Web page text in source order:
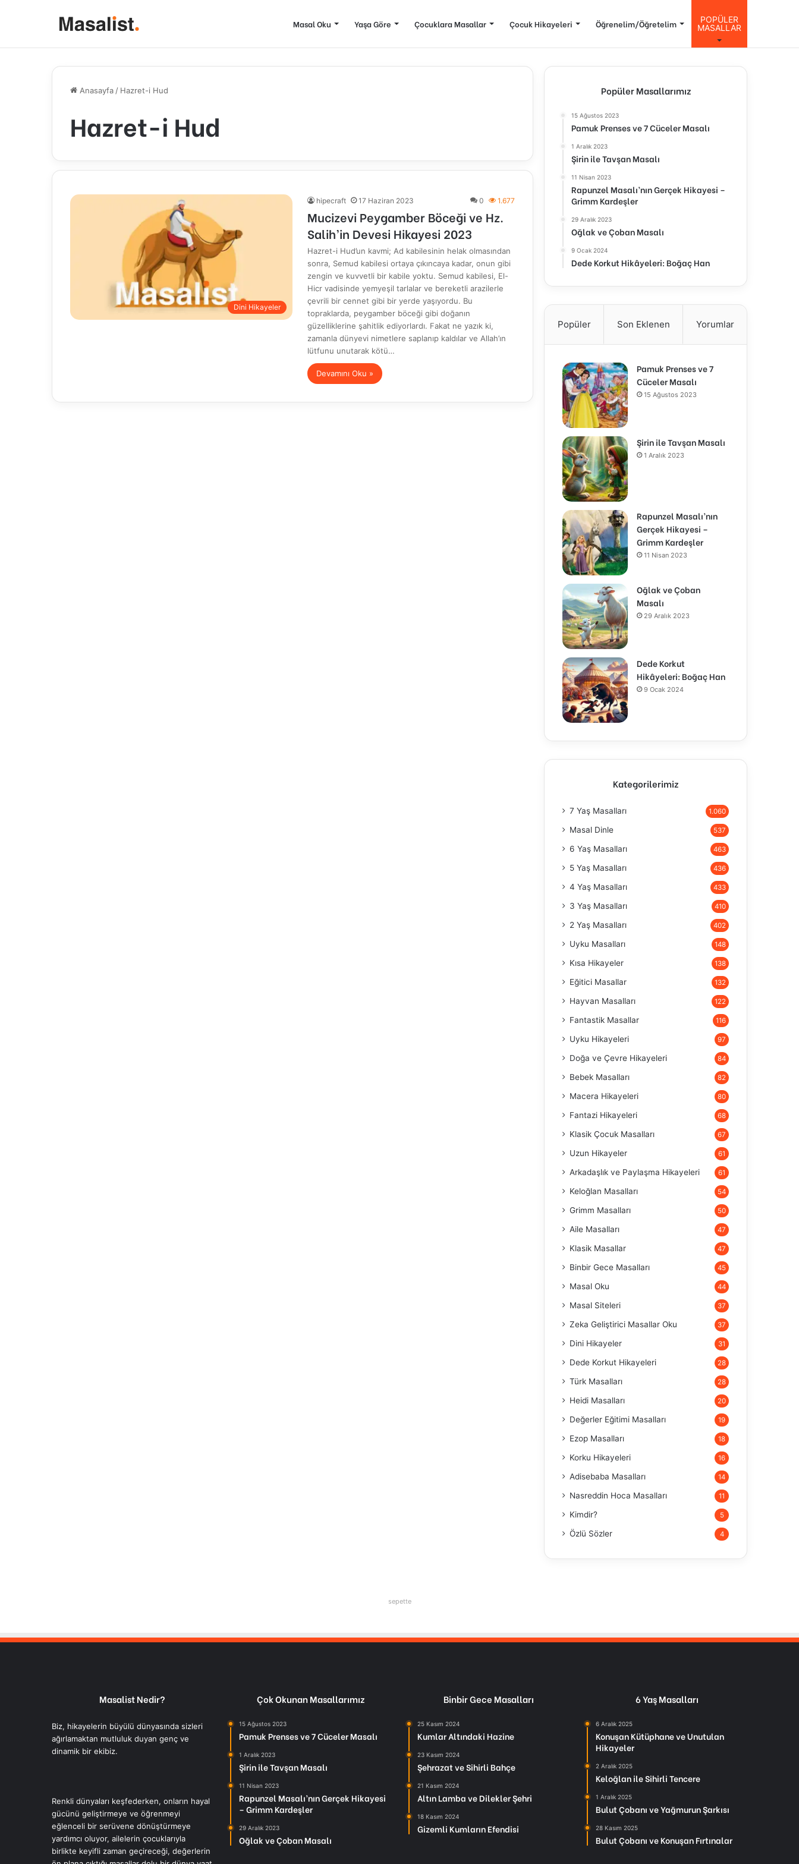
Masal Oku Yaşa Göre Çocuklara Masallar Çocuk Hikayeleri Öğrenelim/Öğretelim
POPÜLER
MASALLAR
Anasayfa / Hazret-i Hud
Hazret-i Hud
Dini Hikayeler
hipecraft 17 Haziran 2023 0 1.677
Mucizevi Peygamber Böceği ve Hz.
Salih’in Devesi Hikayesi 2023
Hazret-i Hud’un kavmi; Ad kabilesinin helak olmasından
sonra, Semud kabilesi ortaya çıkıncaya kadar, onun gibi
zengin ve kuvvetli bir kabile yoktu. Semud kabilesi, El-
Hicr vadisinde yemyeşil tarlalar ve bereketli arazilerle
çevrili bir cennet gibi bir yerde yaşıyordu. Bu
topraklarda, peygamber böceği gibi doğanın
güzelliklerine şahitlik ediyorlardı. Fakat ne yazık ki,
zamanla dünyevi nimetlere saplanıp kaldılar ve Allah’ın
lütfunu unutarak kötü…
Devamını Oku »
Popüler Masallarımız
15 Ağustos 2023
Pamuk Prenses ve 7 Cüceler Masalı
1 Aralık 2023
Şirin ile Tavşan Masalı
11 Nisan 2023
Rapunzel Masalı’nın Gerçek Hikayesi –
Grimm Kardeşler
29 Aralık 2023
Oğlak ve Çoban Masalı
9 Ocak 2024
Dede Korkut Hikâyeleri: Boğaç Han
Popüler Son Eklenen Yorumlar
Pamuk Prenses ve 7
Cüceler Masalı
15 Ağustos 2023
Şirin ile Tavşan Masalı
1 Aralık 2023
Rapunzel Masalı’nın
Gerçek Hikayesi –
Grimm Kardeşler
11 Nisan 2023
Oğlak ve Çoban
Masalı
29 Aralık 2023
Dede Korkut
Hikâyeleri: Boğaç Han
9 Ocak 2024
Kategorilerimiz
7 Yaş Masalları 1.060
Masal Dinle 537
6 Yaş Masalları 463
5 Yaş Masalları 436
4 Yaş Masalları 433
3 Yaş Masalları 410
2 Yaş Masalları 402
Uyku Masalları 148
Kısa Hikayeler 138
Eğitici Masallar 132
Hayvan Masalları 122
Fantastik Masallar 116
Uyku Hikayeleri 97
Doğa ve Çevre Hikayeleri 84
Bebek Masalları 82
Macera Hikayeleri 80
Fantazi Hikayeleri 68
Klasik Çocuk Masalları 67
Uzun Hikayeler 61
Arkadaşlık ve Paylaşma Hikayeleri 61
Keloğlan Masalları 54
Grimm Masalları 50
Aile Masalları 47
Klasik Masallar 47
Binbir Gece Masalları 45
Masal Oku 44
Masal Siteleri 37
Zeka Geliştirici Masallar Oku 37
Dini Hikayeler 31
Dede Korkut Hikayeleri 28
Türk Masalları 28
Heidi Masalları 20
Değerler Eğitimi Masalları 19
Ezop Masalları 18
Korku Hikayeleri 16
Adisebaba Masalları 14
Nasreddin Hoca Masalları 11
Kimdir? 5
Özlü Sözler 4
sepette
Masalist Nedir?
Biz, hikayelerin büyülü dünyasında sizleri
ağırlamaktan mutluluk duyan genç ve
dinamik bir ekibiz.
Renkli dünyaları keşfederken, onların hayal
gücünü geliştirmeye ve öğrenmeyi
eğlenceli bir serüvene dönüştürmeye
yardımcı oluyor, ailelerin çocuklarıyla
birlikte keyifli zaman geçireceği, değerlerin
Çok Okunan Masallarımız
15 Ağustos 2023
Pamuk Prenses ve 7 Cüceler Masalı
1 Aralık 2023
Şirin ile Tavşan Masalı
11 Nisan 2023
Rapunzel Masalı’nın Gerçek Hikayesi
– Grimm Kardeşler
29 Aralık 2023
Oğlak ve Çoban Masalı
Binbir Gece Masalları
25 Kasım 2024
Kumlar Altındaki Hazine
23 Kasım 2024
Şehrazat ve Sihirli Bahçe
21 Kasım 2024
Altın Lamba ve Dilekler Şehri
18 Kasım 2024
Gizemli Kumların Efendisi
6 Yaş Masalları
6 Aralık 2025
Konuşan Kütüphane ve Unutulan
Hikayeler
2 Aralık 2025
Keloğlan ile Sihirli Tencere
1 Aralık 2025
Bulut Çobanı ve Yağmurun Şarkısı
28 Kasım 2025
Bulut Çobanı ve Konuşan Fırtınalar